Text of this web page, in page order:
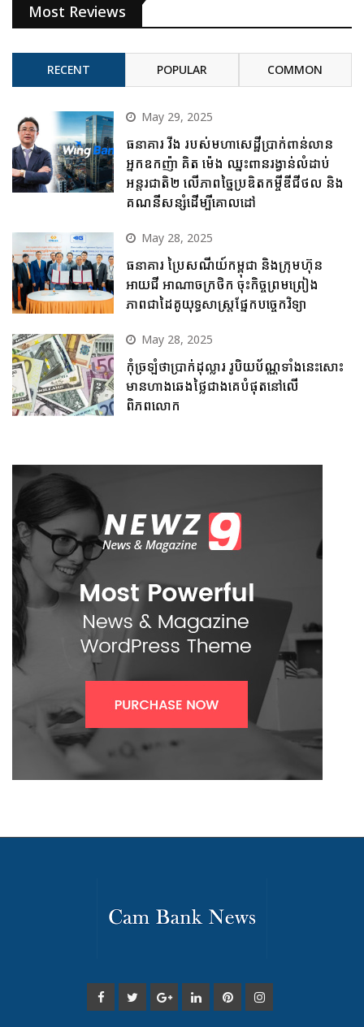
Most Reviews
RECENT POPULAR COMMON
May 29, 2025
ធនាគារ វីង របស់មហាសេដ្ឋីប្រាក់ពាន់លាន
អ្នកឧកញ៉ា គិត ម៉េង ឈ្នះពានរង្វាន់លំដាប់
អន្តរជាតិ២ លើភាពច្នៃប្រឌិតកម្ចីឌីជីថល និង
គណនីសន្សំដើម្បីគោលដៅ
May 28, 2025
ធនាគារ ប្រៃសណីយ៍កម្ពុជា និងក្រុមហ៊ុន
អាយជី អាណាចក្រថិក ចុះកិច្ចព្រមព្រៀង
ភាពជាដៃគូយុទ្ធសាស្ត្រផ្នែកបច្ចេកវិទ្យា
May 28, 2025
កុំច្រឡំថាប្រាក់ដុល្លារ រូបិយប័ណ្ណទាំងនេះសោះ
មានហាងឆេងថ្លៃជាងគេបំផុតនៅលើ
ពិភពលោក